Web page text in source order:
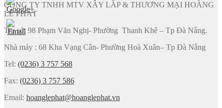
CÔNG TY TNHH MTV XÂY LẮP & THƯƠNG MẠI HOÀNG
LÊ PHÁT
Trụ sở: 98 Phạm Văn Nghị- Phường Thanh Khê – Tp Đà Nẵng.
Nhà máy : 68 Kha Vạng Cân- Phường Hoà Xuân– Tp Đà Nẵng
Tel: (0236) 3 757 568
Fax: (0236) 3 757 586
Email: hoanglephat@hoanglephat.vn